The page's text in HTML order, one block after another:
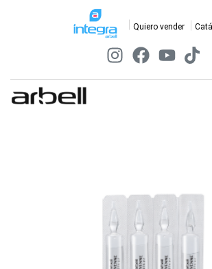
Quiero vender